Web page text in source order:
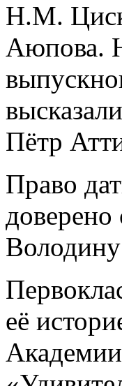
Н.М.
Аюпова.
Пётр
Право
доверено
её